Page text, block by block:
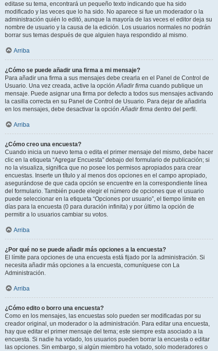
editase su tema, encontrará un pequeño texto indicando que ha sido
modificado y las veces que lo ha sido. No aparece si fue un moderador o la
administración quién lo editó, aunque la mayoría de las veces el editor deja su
nombre de usuario y la causa de la edición. Los usuarios normales no podrán
borrar sus temas después de que alguien haya respondido al mismo.
Arriba
¿Cómo se puede añadir una firma a mi mensaje?
Para añadir una firma a sus mensajes debe crearla en el Panel de Control de
Usuario. Una vez creada, active la opciónAñadir firma cuando publique un
mensaje. Puede asignar una firma por defecto a todos sus mensajes activando
la casilla correcta en su Panel de Control de Usuario. Para dejar de añadirla
en los mensajes, debe desactivar la opciónAñadir firma dentro del perfil.
Arriba
¿Cómo creo una encuesta?
Cuando inicia un nuevo tema o edita el primer mensaje del mismo, debe hacer
clic en la etiqueta “Agregar Encuesta” debajo del formulario de publicación; si
no la visualiza, significa que no posee los permisos apropiados para crear
encuestas. Inserte un título y al menos dos opciones en el campo apropiado,
asegurándose de que cada opción se encuentre en la correspondiente línea
del formulario. También puede elegir el número de opciones que el usuario
puede seleccionar en la etiqueta “Opciones por usuario”, el tiempo límite en
días para la encuesta (0 para duración infinita) y por último la opción de
permitir a lo usuarios cambiar su votos.
Arriba
¿Por qué no se puede añadir más opciones a la encuesta?
El límite para opciones de una encuesta está fijado por la administración. Si
necesita añadir más opciones a la encuesta, comuníquese con La
Administración.
Arriba
¿Cómo edito o borro una encuesta?
Como en los mensajes, las encuestas solo pueden ser modificadas por su
creador original, un moderador o la administración. Para editar una encuesta,
hay que editar el primer mensaje del tema; este siempre esta asociado a la
encuesta. Si nadie ha votado, los usuarios pueden borrar la encuesta o editar
las opciones. Sin embargo, si algún miembro ha votado, solo moderadores o